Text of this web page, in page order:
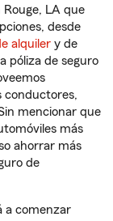
Rouge, LA que
desde
alquiler y de
póliza de seguro
conductores,
mencionar que
más
ahorrar más
de
a comenzar